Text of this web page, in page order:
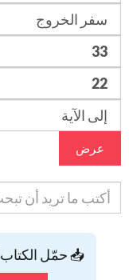
عرض
📥 حمّل